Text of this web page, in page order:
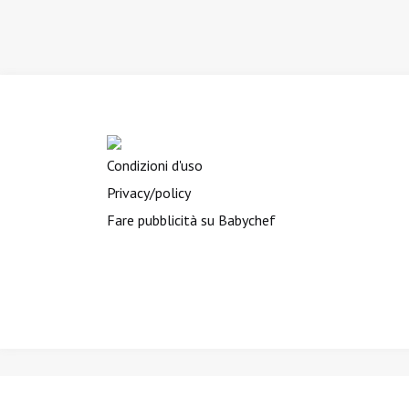
Condizioni d'uso
Privacy/policy
Fare pubblicità su Babychef